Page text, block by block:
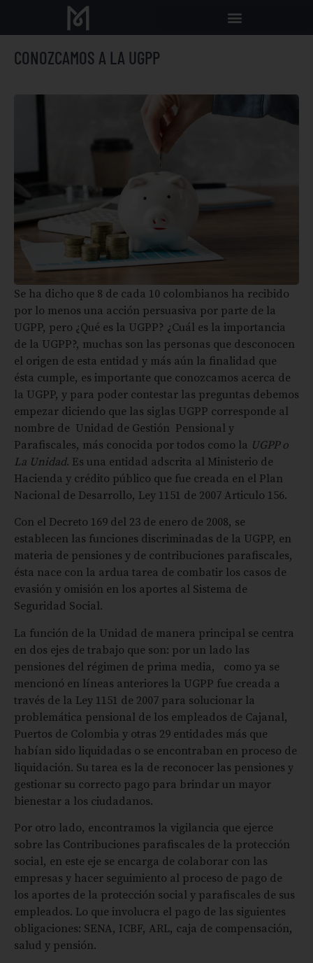
CONOZCAMOS A LA UGPP
Se ha dicho que 8 de cada 10 colombianos ha recibido
por lo menos una acción persuasiva por parte de la
UGPP, pero ¿Qué es la UGPP? ¿Cuál es la importancia
de la UGPP?, muchas son las personas que desconocen
el origen de esta entidad y más aún la finalidad que
ésta cumple, es importante que conozcamos acerca de
la UGPP, y para poder contestar las preguntas debemos
empezar diciendo que las siglas UGPP corresponde al
nombre de Unidad de Gestión Pensional y
Parafiscales, más conocida por todos como la UGPP o
La Unidad. Es una entidad adscrita al Ministerio de
Hacienda y crédito público que fue creada en el Plan
Nacional de Desarrollo, Ley 1151 de 2007 Articulo 156.
Con el Decreto 169 del 23 de enero de 2008, se
establecen las funciones discriminadas de la UGPP, en
materia de pensiones y de contribuciones parafiscales,
ésta nace con la ardua tarea de combatir los casos de
evasión y omisión en los aportes al Sistema de
Seguridad Social.
La función de la Unidad de manera principal se centra
en dos ejes de trabajo que son: por un lado las
pensiones del régimen de prima media, como ya se
mencionó en líneas anteriores la UGPP fue creada a
través de la Ley 1151 de 2007 para solucionar la
problemática pensional de los empleados de Cajanal,
Puertos de Colombia y otras 29 entidades más que
habían sido liquidadas o se encontraban en proceso de
liquidación. Su tarea es la de reconocer las pensiones y
gestionar su correcto pago para brindar un mayor
bienestar a los ciudadanos.
Por otro lado, encontramos la vigilancia que ejerce
sobre las Contribuciones parafiscales de la protección
social, en este eje se encarga de colaborar con las
empresas y hacer seguimiento al proceso de pago de
los aportes de la protección social y parafiscales de sus
empleados. Lo que involucra el pago de las siguientes
obligaciones: SENA, ICBF, ARL, caja de compensación,
salud y pensión.